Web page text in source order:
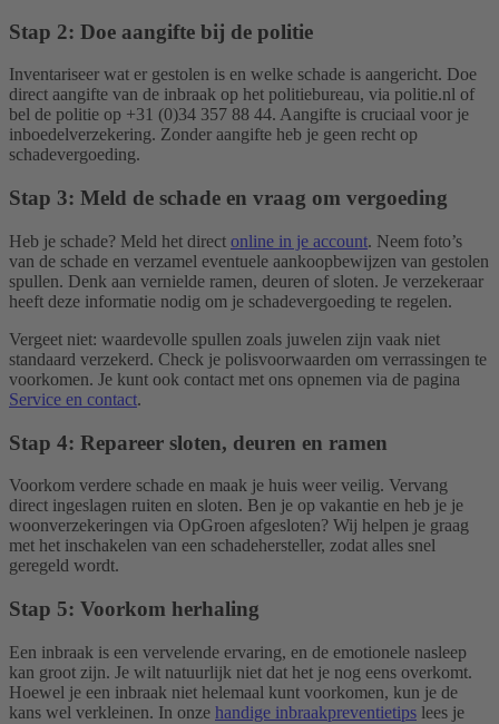
Stap 2: Doe aangifte bij de politie
Inventariseer wat er gestolen is en welke schade is aangericht. Doe
direct aangifte van de inbraak op het politiebureau, via politie.nl of
bel de politie op +31 (0)34 357 88 44. Aangifte is cruciaal voor je
inboedelverzekering. Zonder aangifte heb je geen recht op
schadevergoeding.
Stap 3: Meld de schade en vraag om vergoeding
Heb je schade? Meld het direct online in je account. Neem foto’s
van de schade en verzamel eventuele aankoopbewijzen van gestolen
spullen. Denk aan vernielde ramen, deuren of sloten. Je verzekeraar
heeft deze informatie nodig om je schadevergoeding te regelen.
Vergeet niet: waardevolle spullen zoals juwelen zijn vaak niet
standaard verzekerd. Check je polisvoorwaarden om verrassingen te
voorkomen. Je kunt ook contact met ons opnemen via de pagina
Service en contact.
Stap 4: Repareer sloten, deuren en ramen
Voorkom verdere schade en maak je huis weer veilig. Vervang
direct ingeslagen ruiten en sloten. Ben je op vakantie en heb je je
woonverzekeringen via OpGroen afgesloten? Wij helpen je graag
met het inschakelen van een schadehersteller, zodat alles snel
geregeld wordt.
Stap 5: Voorkom herhaling
Een inbraak is een vervelende ervaring, en de emotionele nasleep
kan groot zijn. Je wilt natuurlijk niet dat het je nog eens overkomt.
Hoewel je een inbraak niet helemaal kunt voorkomen, kun je de
kans wel verkleinen. In onze handige inbraakpreventietips lees je